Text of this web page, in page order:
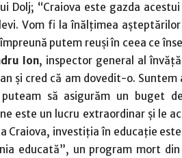
Dolj; “Craiova este gazda
Vom fi la înălţimea
putem reuşi în ceea ce
Ion, inspector general al
şi cred că am dovedit-o.
puteam să asigurăm un buget
este un lucru extraordinar şi le
Craiova, investiţia în educaţie
educată”, un program mort